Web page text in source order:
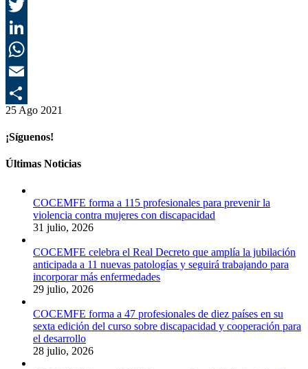
25 Ago 2021
¡Síguenos!
Últimas Noticias
COCEMFE forma a 115 profesionales para prevenir la
violencia contra mujeres con discapacidad
31 julio, 2026
COCEMFE celebra el Real Decreto que amplía la jubilación
anticipada a 11 nuevas patologías y seguirá trabajando para
incorporar más enfermedades
29 julio, 2026
COCEMFE forma a 47 profesionales de diez países en su
sexta edición del curso sobre discapacidad y cooperación para
el desarrollo
28 julio, 2026